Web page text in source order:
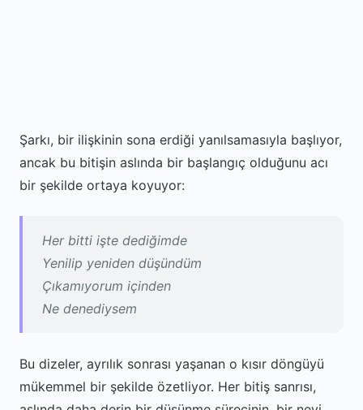
Şarkı, bir ilişkinin sona erdiği yanılsamasıyla başlıyor,
ancak bu bitişin aslında bir başlangıç olduğunu acı
bir şekilde ortaya koyuyor:
Her bitti işte dediğimde
Yenilip yeniden düşündüm
Çıkamıyorum içinden
Ne denediysem
Bu dizeler, ayrılık sonrası yaşanan o kısır döngüyü
mükemmel bir şekilde özetliyor. Her bitiş sanrısı,